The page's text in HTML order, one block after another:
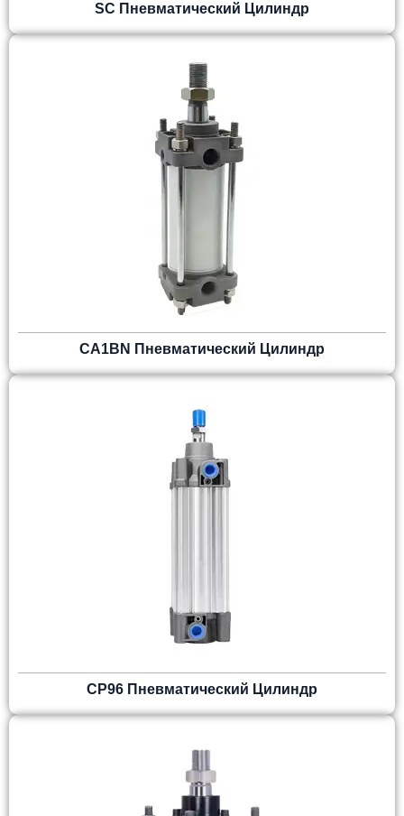
SC Пневматический Цилиндр
CA1BN Пневматический Цилиндр
CP96 Пневматический Цилиндр